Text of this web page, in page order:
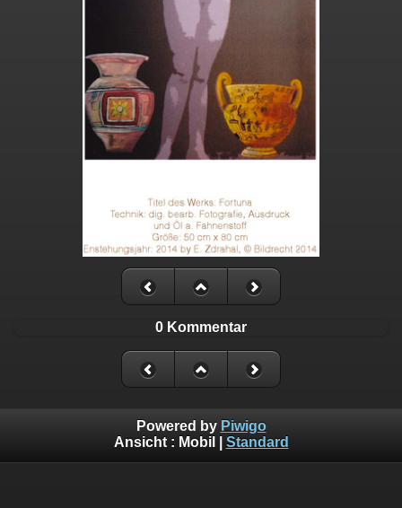
0 Kommentar
Powered by Piwigo
Ansicht : Mobil Standard